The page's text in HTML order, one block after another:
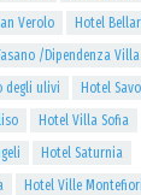
Verolo
Hotel
/Dipendenza
degli ulivi
Hotel
Hotel Villa Sofia
Hotel Saturnia
Hotel Ville